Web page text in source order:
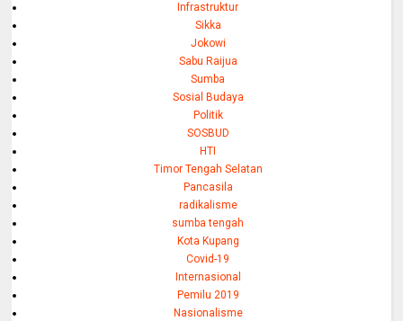
Infrastruktur
Sikka
Jokowi
Sabu Raijua
Sumba
Sosial Budaya
Politik
SOSBUD
HTI
Timor Tengah Selatan
Pancasila
radikalisme
sumba tengah
Kota Kupang
Covid-19
Internasional
Pemilu 2019
Nasionalisme